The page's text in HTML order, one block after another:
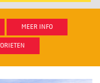
MEER INFO